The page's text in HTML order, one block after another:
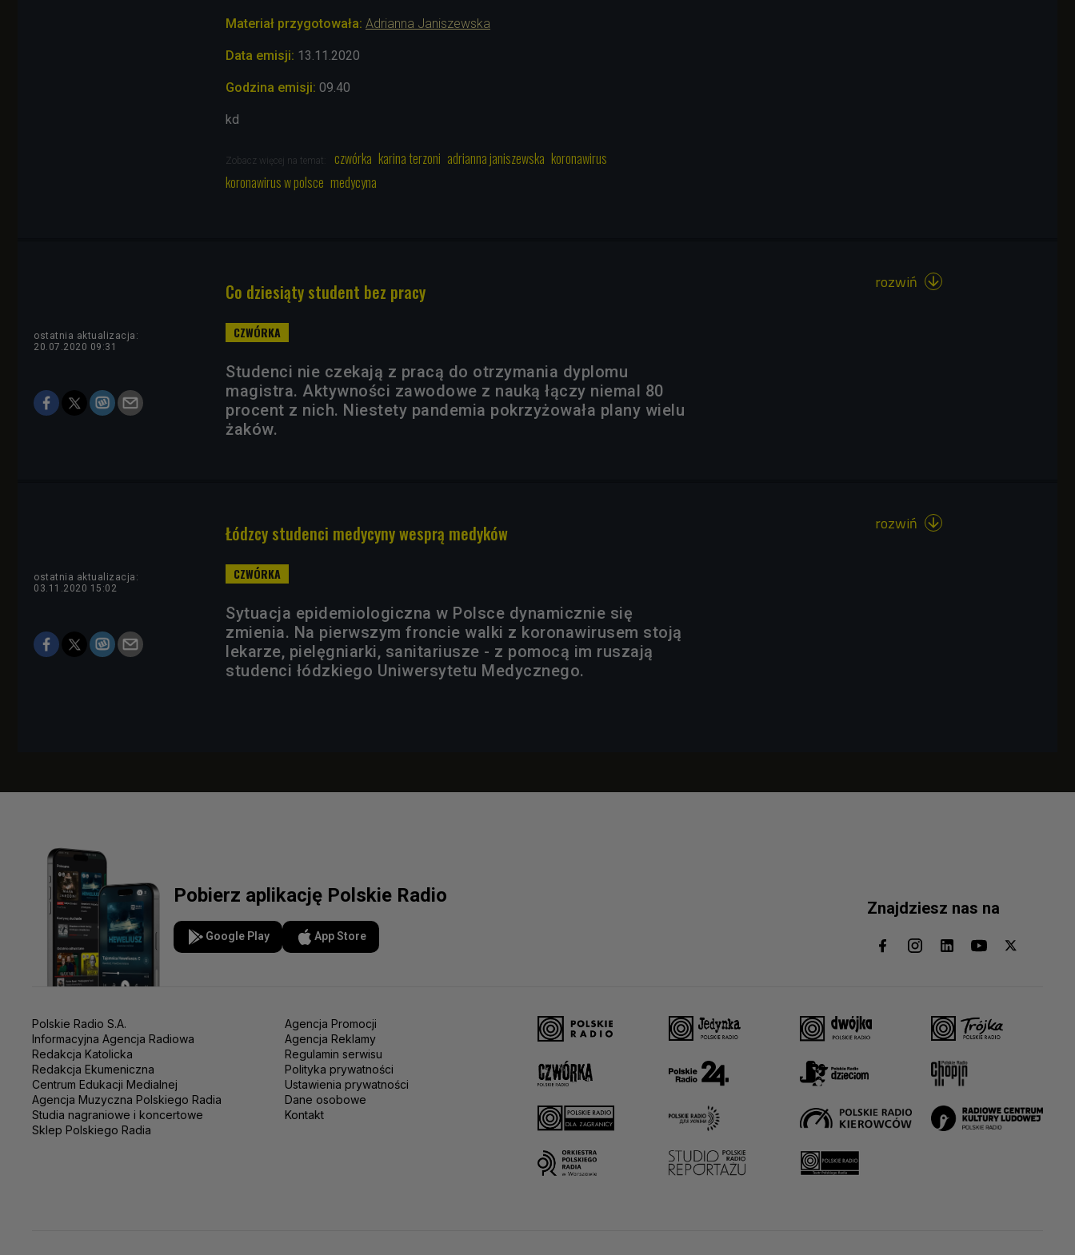
Materiał przygotowała: Adrianna Janiszewska
Data emisji: 13.11.2020
Godzina emisji: 09.40
kd
Zobacz więcej na temat: czwórka karina terzoni adrianna janiszewska koronawirus
koronawirus w polsce medycyna
Co dziesiąty student bez pracy
ostatnia aktualizacja:
20.07.2020 09:31
Studenci nie czekają z pracą do otrzymania dyplomu
magistra. Aktywności zawodowe z nauką łączy niemal 80
procent z nich. Niestety pandemia pokrzyżowała plany wielu
żaków.
rozwiń 
Łódzcy studenci medycyny wesprą medyków
ostatnia aktualizacja:
03.11.2020 15:02
Sytuacja epidemiologiczna w Polsce dynamicznie się
zmienia. Na pierwszym froncie walki z koronawirusem stoją
lekarze, pielęgniarki, sanitariusze - z pomocą im ruszają
studenci łódzkiego Uniwersytetu Medycznego.
rozwiń 
Pobierz aplikację Polskie Radio
Google Play App Store
Znajdziesz nas na
Polskie Radio S.A.
Informacyjna Agencja Radiowa
Redakcja Katolicka
Redakcja Ekumeniczna
Centrum Edukacji Medialnej
Agencja Muzyczna Polskiego Radia
Studia nagraniowe i koncertowe
Sklep Polskiego Radia
Agencja Promocji
Agencja Reklamy
Regulamin serwisu
Polityka prywatności
Ustawienia prywatności
Dane osobowe
Kontakt